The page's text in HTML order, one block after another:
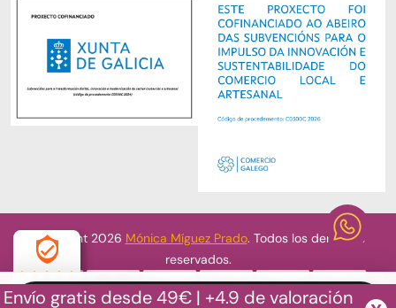
Copyright 2026 Mónica Míguez Prado. Todos los derechos
reservados.
4.9
Envío gratis desde 49€ | +4.9 de valoración